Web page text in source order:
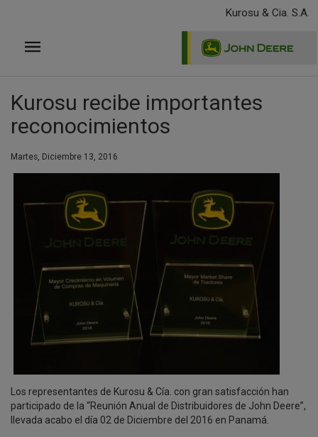
principal
Kurosu & Cia. S.A.
Kurosu recibe importantes
reconocimientos
Martes, Diciembre 13, 2016
Los representantes de Kurosu & Cía. con gran satisfacción han
participado de la “Reunión Anual de Distribuidores de John Deere”,
llevada acabo el día 02 de Diciembre del 2016 en Panamá.